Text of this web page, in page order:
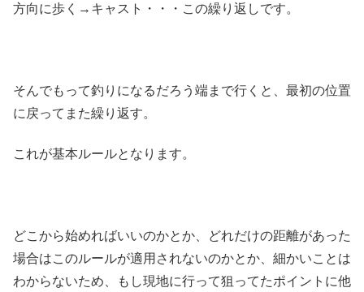
方向に歩く→キャスト・・・この繰り返しです。
そんでもって釣りになるだろう端まで行くと、最初の位置
に戻ってまた繰り返す。
これが基本ルールとなります。
どこから始めればいいのかとか、どれだけの距離があった
場合はこのルールが適用されないのかとか、細かいことは
わからないため、もし現地に行って狙ってたポイントに他